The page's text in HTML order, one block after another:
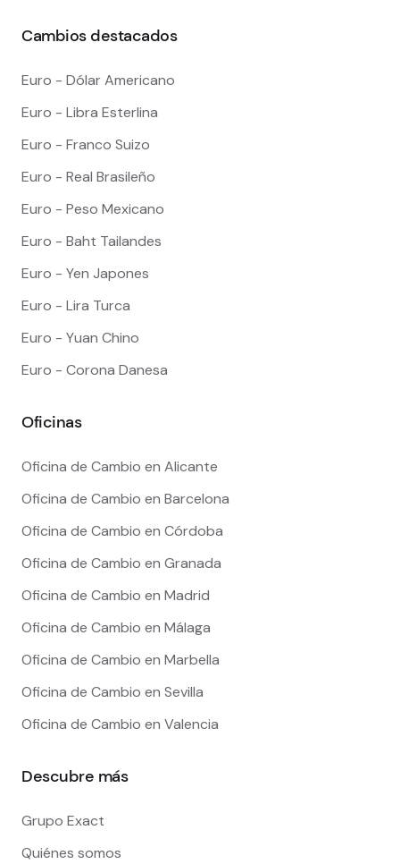
Cambios destacados
Euro - Dólar Americano
Euro - Libra Esterlina
Euro - Franco Suizo
Euro - Real Brasileño
Euro - Peso Mexicano
Euro - Baht Tailandes
Euro - Yen Japones
Euro - Lira Turca
Euro - Yuan Chino
Euro - Corona Danesa
Oficinas
Oficina de Cambio en Alicante
Oficina de Cambio en Barcelona
Oficina de Cambio en Córdoba
Oficina de Cambio en Granada
Oficina de Cambio en Madrid
Oficina de Cambio en Málaga
Oficina de Cambio en Marbella
Oficina de Cambio en Sevilla
Oficina de Cambio en Valencia
Descubre más
Grupo Exact
Quiénes somos